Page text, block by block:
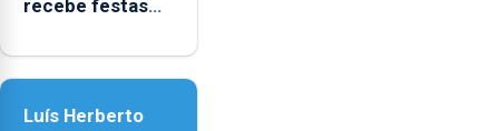
recebe festas
Nossa Senhora
Luís Herberto